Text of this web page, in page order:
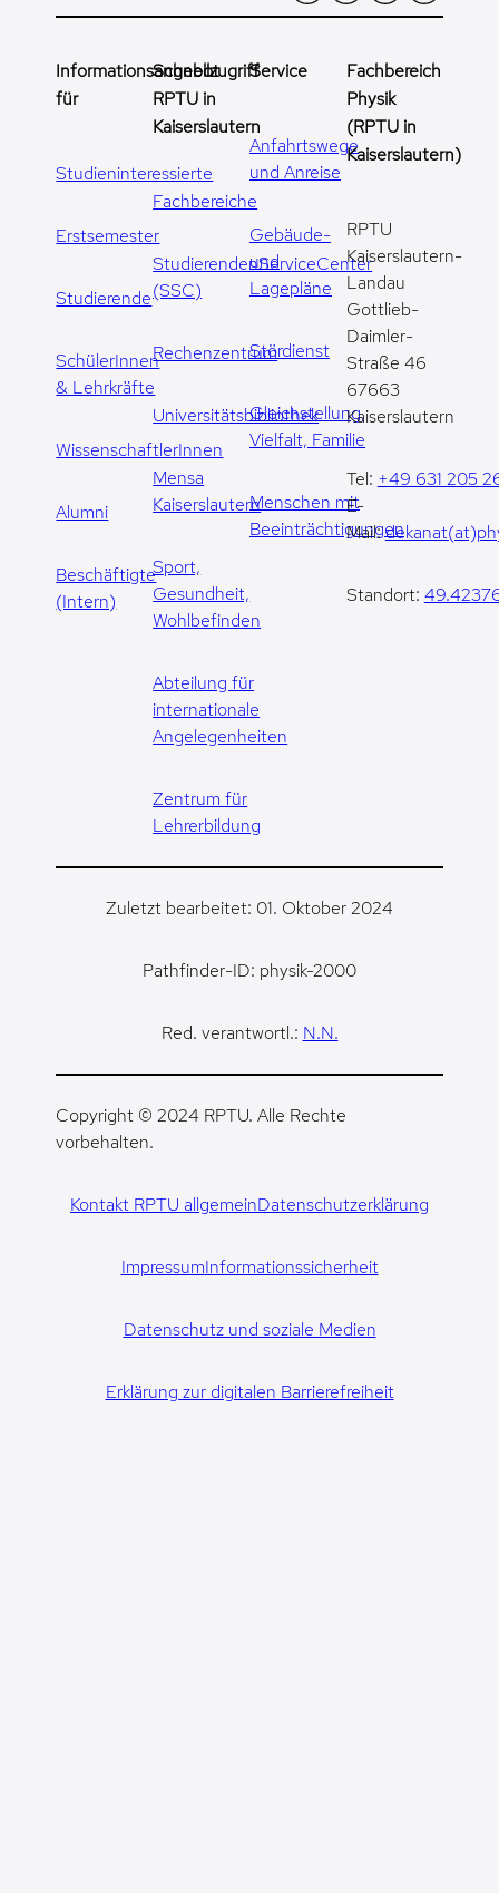
Informationsangebot
für
Studieninteressierte
Erstsemester
Studierende
SchülerInnen
& Lehrkräfte
WissenschaftlerInnen
Alumni
Beschäftigte
(Intern)
Schnellzugriff
RPTU in
Kaiserslautern
Fachbereiche
StudierendenServiceCenter
(SSC)
Rechenzentrum
Universitätsbibliothek
Mensa
Kaiserslautern
Sport,
Gesundheit,
Wohlbefinden
Abteilung für
internationale
Angelegenheiten
Zentrum für
Lehrerbildung
Service
Anfahrtswege
und Anreise
Gebäude-
und
Lagepläne
Stördienst
Gleichstellung,
Vielfalt, Familie
Menschen mit
Beeinträchtigungen
Fachbereich
Physik
(RPTU in
Kaiserslautern)
RPTU
Kaiserslautern-
Landau
Gottlieb-
Daimler-
Straße 46
67663
Kaiserslautern
Tel: +49 631 205
E-
Mail:
Standort:
Zuletzt bearbeitet: 01. Oktober 2024
Pathfinder-ID: physik-2000
Red. verantwortl.: N.N.
Copyright © 2024 RPTU. Alle Rechte
vorbehalten.
Kontakt RPTU allgemeinDatenschutzerklärung
ImpressumInformationssicherheit
Datenschutz und soziale Medien
Erklärung zur digitalen Barrierefreiheit